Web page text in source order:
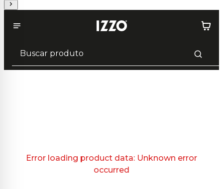
Error loading product data: Unknown error
occurred